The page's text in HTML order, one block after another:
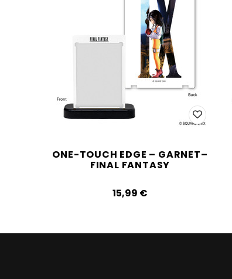
ONE-TOUCH EDGE – GARNET–
FINAL FANTASY
15,99‎ ‎€